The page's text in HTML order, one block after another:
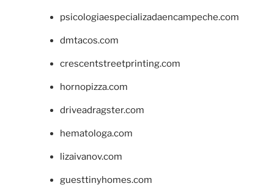
psicologiaespecializadaencampeche.com
dmtacos.com
crescentstreetprinting.com
hornopizza.com
driveadragster.com
hematologa.com
lizaivanov.com
guesttinyhomes.com